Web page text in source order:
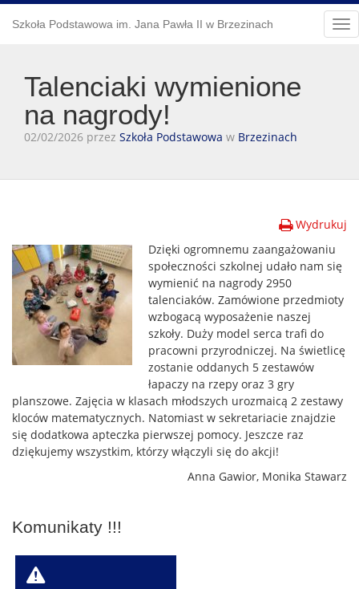
Szkoła Podstawowa im. Jana Pawła II w Brzezinach
Talenciaki wymienione
na nagrody!
02/02/2026 przez Szkoła Podstawowa w Brzezinach
Wydrukuj
Dzięki ogromnemu zaangażowaniu
społeczności szkolnej udało nam się
wymienić na nagrody 2950
talenciaków. Zamówione przedmioty
wzbogacą wyposażenie naszej
szkoły. Duży model serca trafi do
pracowni przyrodniczej. Na świetlicę
zostanie oddanych 5 zestawów
łapaczy na rzepy oraz 3 gry
planszowe. Zajęcia w klasach młodszych urozmaicą 2 zestawy
kloców matematycznych. Natomiast w sekretariacie znajdzie
się dodatkowa apteczka pierwszej pomocy. Jeszcze raz
dziękujemy wszystkim, którzy włączyli się do akcji!
Anna Gawior, Monika Stawarz
Komunikaty !!!
W